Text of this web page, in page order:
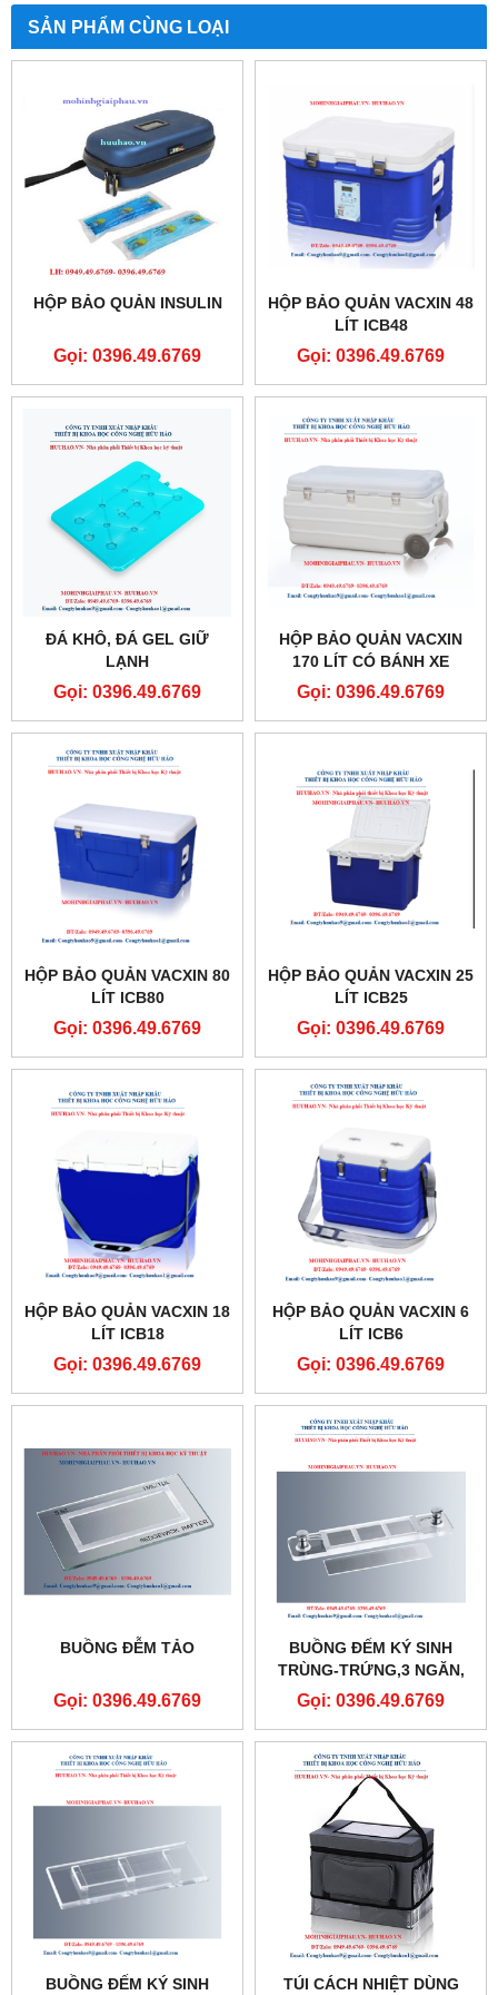
SẢN PHẨM CÙNG LOẠI
HỘP BẢO QUẢN INSULIN
Gọi: 0396.49.6769
HỘP BẢO QUẢN VACXIN 48
LÍT ICB48
Gọi: 0396.49.6769
ĐÁ KHÔ, ĐÁ GEL GIỮ
LẠNH
Gọi: 0396.49.6769
HỘP BẢO QUẢN VACXIN
170 LÍT CÓ BÁNH XE
ICB170B
Gọi: 0396.49.6769
HỘP BẢO QUẢN VACXIN 80
LÍT ICB80
Gọi: 0396.49.6769
HỘP BẢO QUẢN VACXIN 25
LÍT ICB25
Gọi: 0396.49.6769
HỘP BẢO QUẢN VACXIN 18
LÍT ICB18
Gọi: 0396.49.6769
HỘP BẢO QUẢN VACXIN 6
LÍT ICB6
Gọi: 0396.49.6769
BUỒNG ĐỄM TẢO
Gọi: 0396.49.6769
BUỒNG ĐẾM KÝ SINH
TRÙNG-TRỨNG,3 NGĂN,
THÍCH HỢP ĐẾM MẪU
Gọi: 0396.49.6769
BUỒNG ĐẾM KÝ SINH
TÚI CÁCH NHIỆT DÙNG